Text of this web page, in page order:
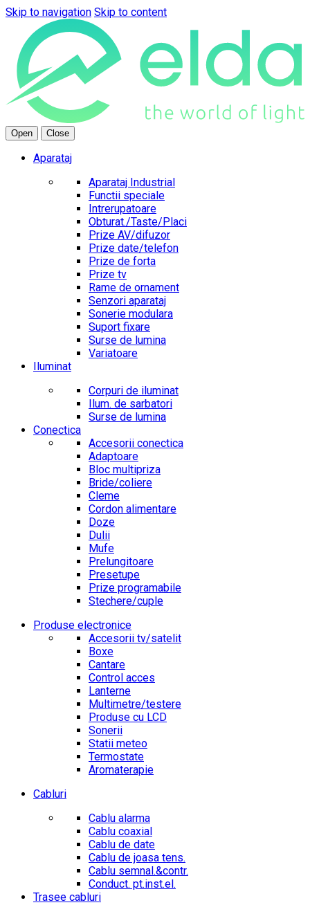
Skip to navigation Skip to content
Open Close
Aparataj
Aparataj Industrial
Functii speciale
Intrerupatoare
Obturat./Taste/Placi
Prize AV/difuzor
Prize date/telefon
Prize de forta
Prize tv
Rame de ornament
Senzori aparataj
Sonerie modulara
Suport fixare
Surse de lumina
Variatoare
Iluminat
Corpuri de iluminat
Ilum. de sarbatori
Surse de lumina
Conectica
Accesorii conectica
Adaptoare
Bloc multipriza
Bride/coliere
Cleme
Cordon alimentare
Doze
Dulii
Mufe
Prelungitoare
Presetupe
Prize programabile
Stechere/cuple
Produse electronice
Accesorii tv/satelit
Boxe
Cantare
Control acces
Lanterne
Multimetre/testere
Produse cu LCD
Sonerii
Statii meteo
Termostate
Aromaterapie
Cabluri
Cablu alarma
Cablu coaxial
Cablu de date
Cablu de joasa tens.
Cablu semnal.&contr.
Conduct. pt.inst.el.
Trasee cabluri